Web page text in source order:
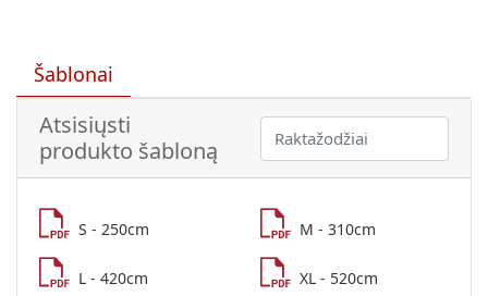
Šablonai
Atsisiųsti
produkto šabloną
S - 250cm M - 310cm
L - 420cm XL - 520cm